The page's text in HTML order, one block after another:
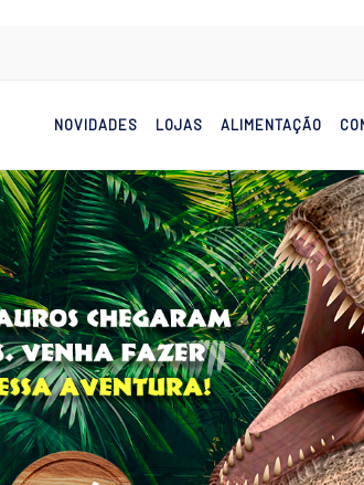
NOVIDADES LOJAS ALIMENTAÇÃO